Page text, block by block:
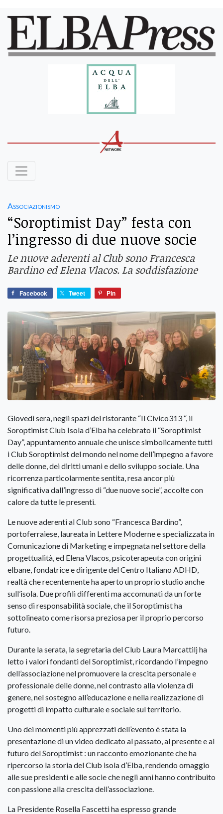
Associazionismo
“Soroptimist Day” festa con
l’ingresso di due nuove socie
Le nuove aderenti al Club sono Francesca
Bardino ed Elena Vlacos. La soddisfazione
Facebook Tweet Pin
Giovedì sera, negli spazi del ristorante “Il Civico313 “, il
Soroptimist Club Isola d’Elba ha celebrato il “Soroptimist
Day”, appuntamento annuale che unisce simbolicamente tutti
i Club Soroptimist del mondo nel nome dell’impegno a favore
delle donne, dei diritti umani e dello sviluppo sociale. Una
ricorrenza particolarmente sentita, resa ancor più
significativa dall’ingresso di “due nuove socie”, accolte con
calore da tutte le presenti.
Le nuove aderenti al Club sono “Francesca Bardino”,
portoferraiese, laureata in Lettere Moderne e specializzata in
Comunicazione di Marketing e impegnata nel settore della
progettualità, ed Elena Vlacos, psicoterapeuta con origini
elbane, fondatrice e dirigente del Centro Italiano ADHD,
realtà che recentemente ha aperto un proprio studio anche
sull’isola. Due profili differenti ma accomunati da un forte
senso di responsabilità sociale, che il Soroptimist ha
sottolineato come risorsa preziosa per il proprio percorso
futuro.
Durante la serata, la segretaria del Club Laura Marcattilj ha
letto i valori fondanti del Soroptimist, ricordando l’impegno
dell’associazione nel promuovere la crescita personale e
professionale delle donne, nel contrasto alla violenza di
genere, nel sostegno all’educazione e nella realizzazione di
progetti di impatto culturale e sociale sul territorio.
Uno dei momenti più apprezzati dell’evento è stata la
presentazione di un video dedicato al passato, al presente e al
futuro del Soroptimist : un racconto emozionante che ha
ripercorso la storia del Club isola d’Elba, rendendo omaggio
alle sue presidenti e alle socie che negli anni hanno contribuito
con passione alla crescita dell’associazione.
La Presidente Rosella Fascetti ha espresso grande